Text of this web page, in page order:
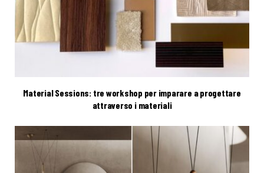
Material Sessions: tre workshop per imparare a progettare
attraverso i materiali